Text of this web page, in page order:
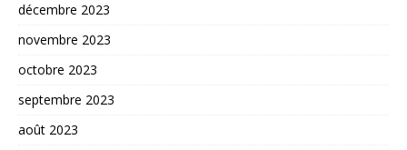
décembre 2023
novembre 2023
octobre 2023
septembre 2023
août 2023